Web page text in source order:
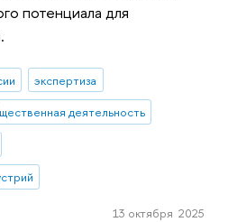
потенциала для
экспертиза
деятельность
13 октября 2025